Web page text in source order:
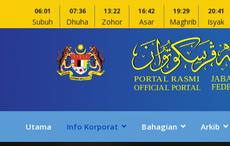
06:01
Subuh
07:36
Dhuha
13:22
Zohor
16:42
Asar
19:29
Maghrib
20:41
Isyak
Utama Info Korporat Bahagian Arkib